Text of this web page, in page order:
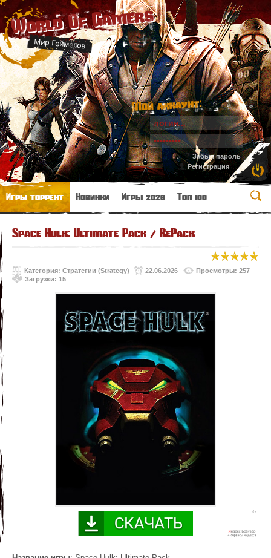
World Of Gamers
Мир Геймеров
Мой аккаунт:
Забыл пароль
Регистрация
Игры торрент Новинки Игры 2026 Топ 100
Space Hulk: Ultimate Pack / RePack
Категория: Стратегии (Strategy) 22.06.2026
Просмотры: 257
Загрузки: 15